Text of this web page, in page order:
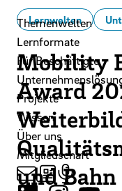
Themenwelten
Lernformate
Für Beschäftigte
Projekte
Wissen
Über uns
Mitgliedschaft
Lernwelten
Mobility
Award
und Bahn